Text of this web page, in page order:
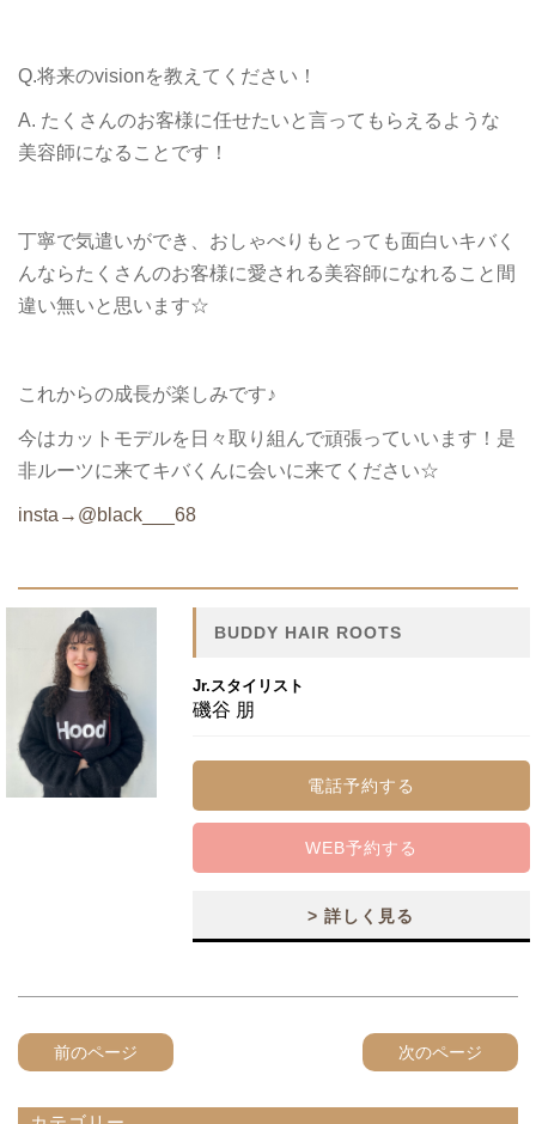
Q.将来のvisionを教えてください！
A. たくさんのお客様に任せたいと言ってもらえるような
美容師になることです！
丁寧で気遣いができ、おしゃべりもとっても面白いキバく
んならたくさんのお客様に愛される美容師になれること間
違い無いと思います☆
これからの成長が楽しみです♪
今はカットモデルを日々取り組んで頑張っていいます！是
非ルーツに来てキバくんに会いに来てください☆
insta→@black___68
BUDDY HAIR ROOTS
Jr.スタイリスト
磯谷 朋
電話予約する
WEB予約する
> 詳しく見る
前のページ 次のページ